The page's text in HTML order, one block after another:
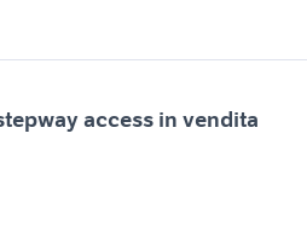
access in vendita